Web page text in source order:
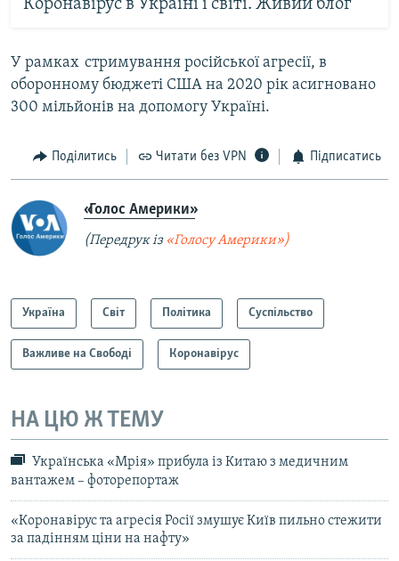
Коронавірус в Україні і світі. Живий блог
У рамках стримування російської агресії, в
оборонному бюджеті США на 2020 рік асигновано
300 мільйонів на допомогу Україні.
Поділитись Читати без VPN Підписатись
«Голос Америки»
(Передрук із «Голосу Америки»)
Україна Світ Політика Суспільство
Важливе на Свободі Коронавірус
НА ЦЮ Ж ТЕМУ
Українська «Мрія» прибула із Китаю з медичним
вантажем – фоторепортаж
«Коронавірус та агресія Росії змушує Київ пильно стежити
за падінням ціни на нафту»